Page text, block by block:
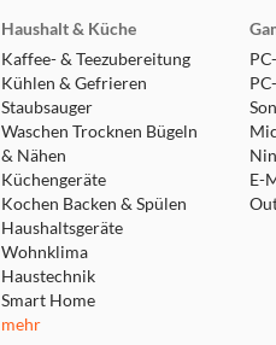
Haushalt & Küche
Kaffee- & Teezubereitung
Kühlen & Gefrieren
Staubsauger
Waschen Trocknen Bügeln
& Nähen
Küchengeräte
Kochen Backen & Spülen
Haushaltsgeräte
Wohnklima
Haustechnik
Smart Home
mehr
E-